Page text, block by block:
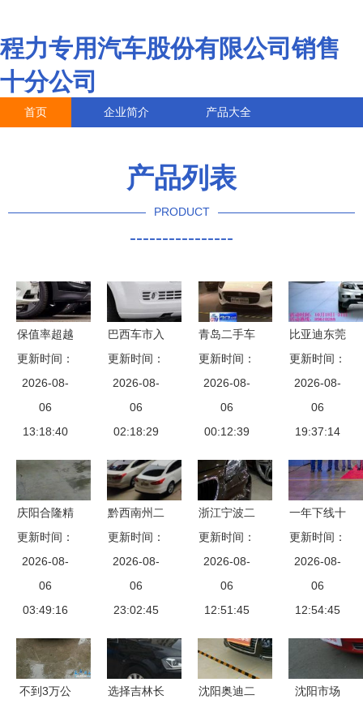
程力专用汽车股份有限公司销售
十分公司
首页 企业简介 产品大全
产品列表
PRODUCT
----------------
保值率超越
日系两田，
中国新能源
车让合资车
企刮目相看
更新时间：
2026-08-
06
13:18:40
巴西车市入
寒冬 新车
销量连降18
个月，二手
市场冷暖交
更新时间：
2026-08-
06
02:18:29
青岛二手车
出口政策落
地 新政激
活汽车销售
市场新动能
更新时间：
2026-08-
06
00:12:39
比亚迪东莞
和盛佳 锋
得行二手车
置换活动月
火热开启，
你来拿
更新时间：
2026-08-
06
19:37:14
庆阳合隆精
品二手车
品质之选，
诚邀您共赴
新程
更新时间：
2026-08-
06
03:49:16
黔西南州二
手车交易市
场日渐繁荣
——王先生
见证二手汽
更新时间：
2026-08-
06
23:02:45
浙江宁波二
手车市场堆
积成山，宝
马10万一辆
没人要，网
更新时间：
2026-08-
06
12:51:45
一年下线十
万台 长城
炮打响新篇
章，二手汽
车销售迎来
更新时间：
2026-08-
06
12:54:45
不到3万公
选择吉林长
沈阳奥迪二
沈阳市场